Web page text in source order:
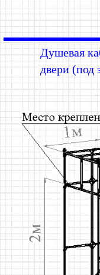
Душевая
двери (под